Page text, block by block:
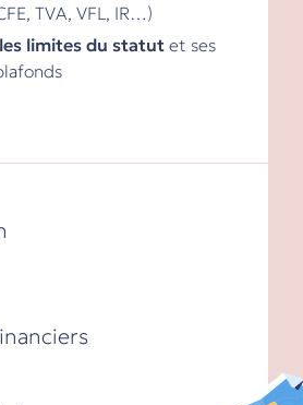
TVA, VFL, IR…)
limites du statut et ses